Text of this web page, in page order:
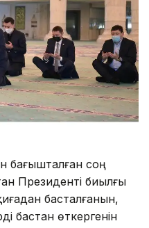
бағышталған соң
Президенті биылғы
басталғанын,
бастан өткергенін